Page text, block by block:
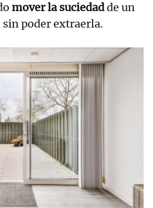
mover la suciedadde un
poder extraerla.